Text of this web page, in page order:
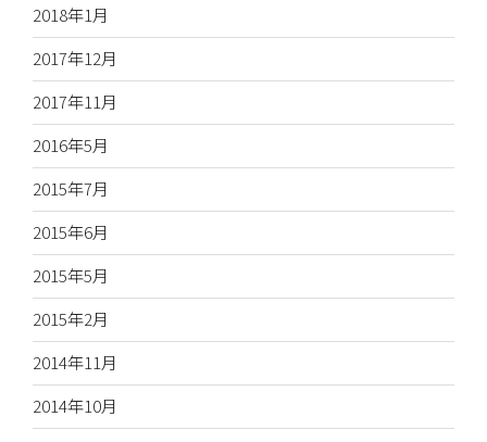
2018年1月
2017年12月
2017年11月
2016年5月
2015年7月
2015年6月
2015年5月
2015年2月
2014年11月
2014年10月